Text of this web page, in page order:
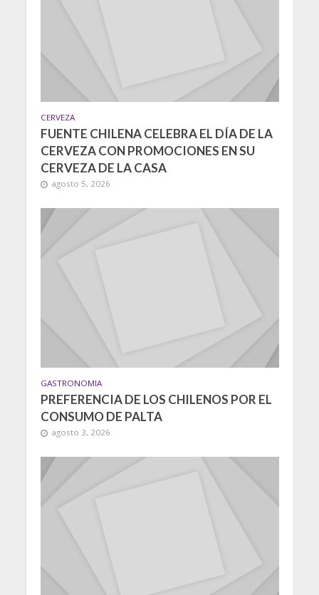
CERVEZA
FUENTE CHILENA CELEBRA EL DÍA DE LA
CERVEZA CON PROMOCIONES EN SU
CERVEZA DE LA CASA
agosto 5, 2026
GASTRONOMIA
PREFERENCIA DE LOS CHILENOS POR EL
CONSUMO DE PALTA
agosto 3, 2026